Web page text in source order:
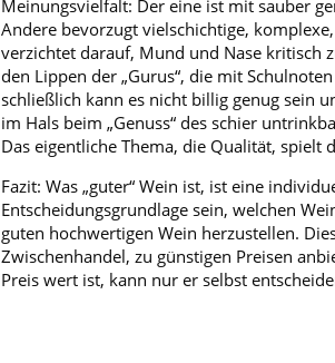
Meinungsvielfalt: Der eine ist mit sauber
Andere bevorzugt vielschichtige,
verzichtet darauf, Mund und Nase kritisch
den Lippen der „Gurus“, die mit
schließlich kann es nicht billig genug sein
im Hals beim „Genuss“ des schier
Das eigentliche Thema, die Qualität, spielt
Fazit: Was „guter“ Wein ist, ist eine
Entscheidungsgrundlage sein, welchen
guten hochwertigen Wein herzustellen.
Zwischenhandel, zu günstigen Preisen
Preis wert ist, kann nur er selbst